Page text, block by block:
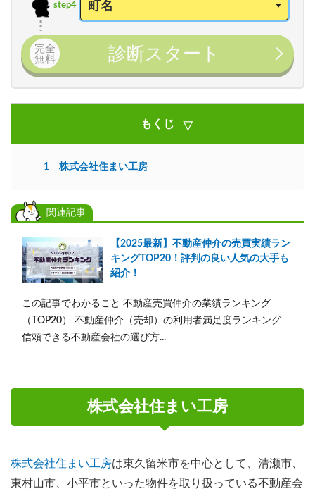
step4
完全
無料
診断スタート
もくじ
1 株式会社住まい工房
関連記事
【2025最新】不動産仲介の売買実績ラン
キングTOP20！評判の良い人気の大手も
紹介！
この記事でわかること 不動産売買仲介の業績ランキング
（TOP20） 不動産仲介（売却）の利用者満足度ランキング
信頼できる不動産会社の選び方...
株式会社住まい工房
株式会社住まい工房は東久留米市を中心として、清瀬市、
東村山市、小平市といった物件を取り扱っている不動産会